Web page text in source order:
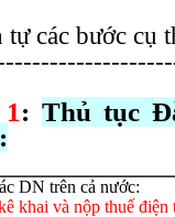
các bước cụ
:Thủ tục
DN trên cả nước:
khai và nộp thuế